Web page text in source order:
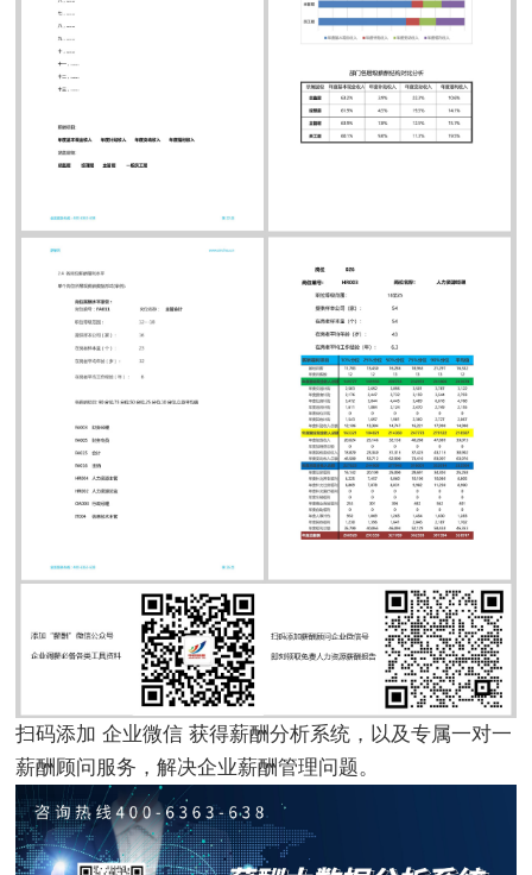
扫码添加 企业微信 获得薪酬分析系统，以及专属一对一
薪酬顾问服务，解决企业薪酬管理问题。